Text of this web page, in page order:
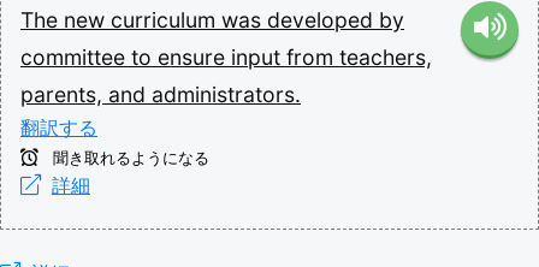
The new curriculum was developed by
committee to ensure input from teachers,
parents, and administrators.
翻訳する
聞き取れるようになる
詳細